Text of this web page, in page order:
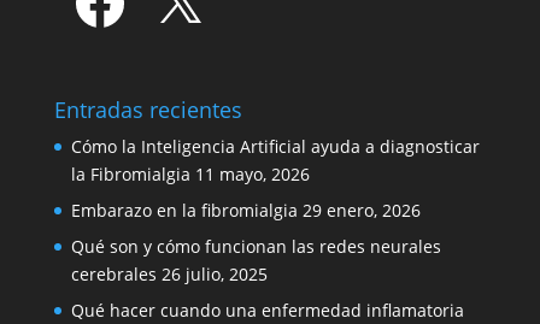
Entradas recientes
Cómo la Inteligencia Artificial ayuda a diagnosticar
la Fibromialgia 11 mayo, 2026
Embarazo en la fibromialgia 29 enero, 2026
Qué son y cómo funcionan las redes neurales
cerebrales 26 julio, 2025
Qué hacer cuando una enfermedad inflamatoria